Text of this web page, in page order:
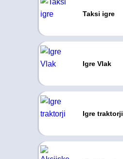
Taksi igre
Igre Vlak
Igre traktorji